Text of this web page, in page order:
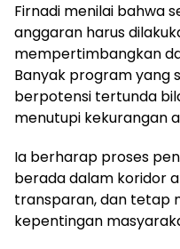
Firnadi menilai bahwa
anggaran harus
mempertimbangkan
Banyak program yang
berpotensi tertunda
menutupi kekurangan
Ia berharap proses
berada dalam koridor
transparan, dan tetap
kepentingan